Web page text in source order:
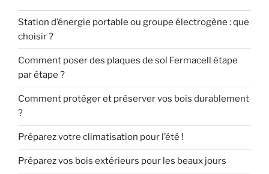
Station d’énergie portable ou groupe électrogène : que
choisir ?
Comment poser des plaques de sol Fermacell étape
par étape ?
Comment protéger et préserver vos bois durablement
?
Préparez votre climatisation pour l’été !
Préparez vos bois extérieurs pour les beaux jours